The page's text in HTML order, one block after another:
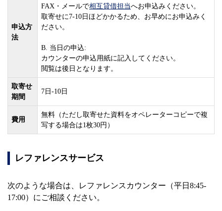
申込方
法
FAX・メールで相互貸借担当へお申込みください。
取寄せに7-10日ほどかかるため、お早めにお申込みく
ださい。
B. 当日の申込:
カウンターの申込用紙に記入してください。
閲覧は後日となります。
取寄せ
期間
7日-10日
費用
無料（ただし取寄せた資料をオペレーターコピーで複
写する場合は1枚30円）
レファレンスサービス
次のような場合は、レファレンスカウンター（平日8:45-
17:00）にご相談ください。